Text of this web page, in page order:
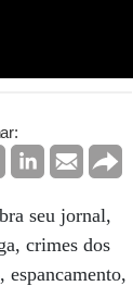
seu jornal,
crimes dos
espancamento,